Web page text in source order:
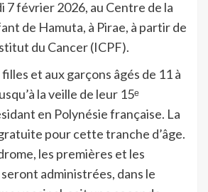
7 février 2026, au Centre de la
de Hamuta, à Pirae, à partir de
du Cancer (ICPF).
et aux garçons âgés de 11 à
la veille de leur 15ᵉ
en Polynésie française. La
pour cette tranche d’âge.
les premières et les
administrées, dans le